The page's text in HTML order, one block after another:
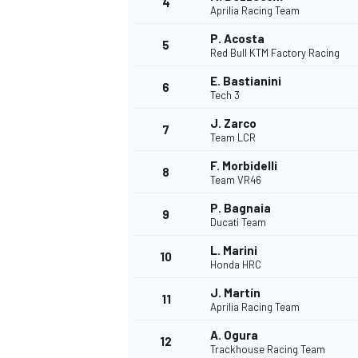
Aprilia Racing Team
5 P. Acosta
Red Bull KTM Factory Racing
6 E. Bastianini
Tech 3
7 J. Zarco
Team LCR
8 F. Morbidelli
Team VR46
9 P. Bagnaia
Ducati Team
10 L. Marini
Honda HRC
11 J. Martín
Aprilia Racing Team
12 A. Ogura
Trackhouse Racing Team